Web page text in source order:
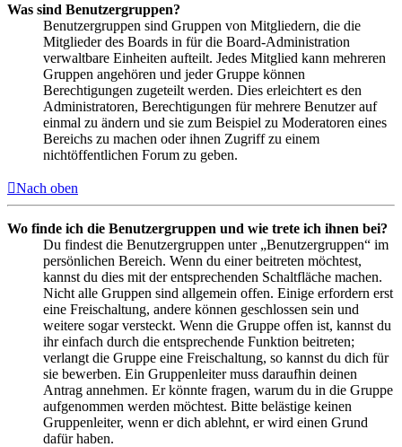
Was sind Benutzergruppen?
Benutzergruppen sind Gruppen von Mitgliedern, die die
Mitglieder des Boards in für die Board-Administration
verwaltbare Einheiten aufteilt. Jedes Mitglied kann mehreren
Gruppen angehören und jeder Gruppe können
Berechtigungen zugeteilt werden. Dies erleichtert es den
Administratoren, Berechtigungen für mehrere Benutzer auf
einmal zu ändern und sie zum Beispiel zu Moderatoren eines
Bereichs zu machen oder ihnen Zugriff zu einem
nichtöffentlichen Forum zu geben.
Nach oben
Wo finde ich die Benutzergruppen und wie trete ich ihnen bei?
Du findest die Benutzergruppen unter „Benutzergruppen“ im
persönlichen Bereich. Wenn du einer beitreten möchtest,
kannst du dies mit der entsprechenden Schaltfläche machen.
Nicht alle Gruppen sind allgemein offen. Einige erfordern erst
eine Freischaltung, andere können geschlossen sein und
weitere sogar versteckt. Wenn die Gruppe offen ist, kannst du
ihr einfach durch die entsprechende Funktion beitreten;
verlangt die Gruppe eine Freischaltung, so kannst du dich für
sie bewerben. Ein Gruppenleiter muss daraufhin deinen
Antrag annehmen. Er könnte fragen, warum du in die Gruppe
aufgenommen werden möchtest. Bitte belästige keinen
Gruppenleiter, wenn er dich ablehnt, er wird einen Grund
dafür haben.